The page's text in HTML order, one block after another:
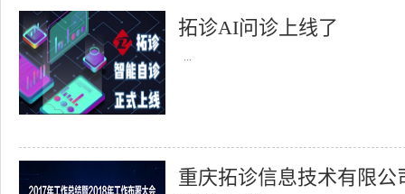
拓诊AI问诊上线了
...
重庆拓诊信息技术有限公